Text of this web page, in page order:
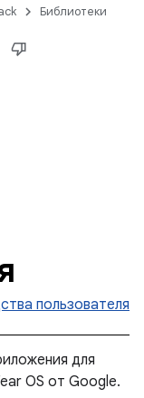
Библиотеки
пользователя
для
OS от Google.